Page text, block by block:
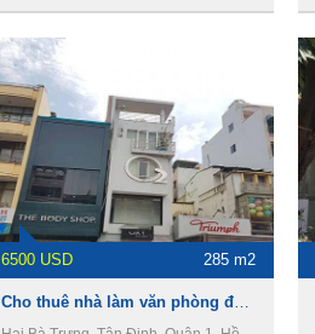
6500 USD 285 m2